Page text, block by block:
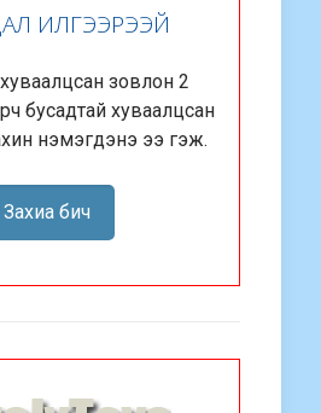
ИЛГЭЭРЭЭЙ
зовлон 2
бусадтай хуваалцсан
нэмэгдэнэ ээ гэж.
Захиа бич